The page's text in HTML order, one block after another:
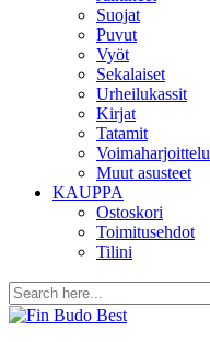
Suojat
Puvut
Vyöt
Sekalaiset
Urheilukassit
Kirjat
Tatamit
Voimaharjoittelu
Muut asusteet
KAUPPA
Ostoskori
Toimitusehdot
Tilini